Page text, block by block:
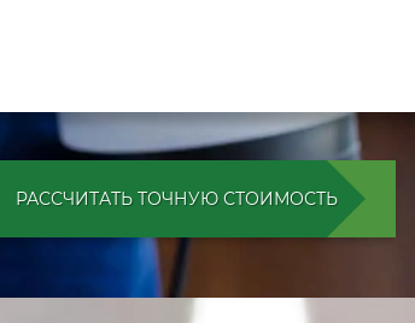
РАССЧИТАТЬ ТОЧНУЮ СТОИМОСТЬ